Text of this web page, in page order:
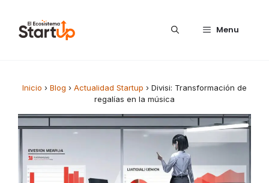
Menu
Inicio › Blog › Actualidad Startup › Divisi: Transformación de
regalías en la música